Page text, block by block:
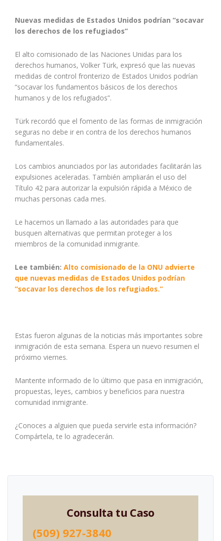
Nuevas medidas de Estados Unidos podrían “socavar
los derechos de los refugiados”
El alto comisionado de las Naciones Unidas para los
derechos humanos, Volker Türk, expresó que las nuevas
medidas de control fronterizo de Estados Unidos podrían
“socavar los fundamentos básicos de los derechos
humanos y de los refugiados”.
Türk recordó que el fomento de las formas de inmigración
seguras no debe ir en contra de los derechos humanos
fundamentales.
Los cambios anunciados por las autoridades facilitarán las
expulsiones aceleradas. También ampliarán el uso del
Título 42 para autorizar la expulsión rápida a México de
muchas personas cada mes.
Le hacemos un llamado a las autoridades para que
busquen alternativas que permitan proteger a los
miembros de la comunidad inmigrante.
Lee también: Alto comisionado de la ONU advierte
que nuevas medidas de Estados Unidos podrían
“socavar los derechos de los refugiados.”
Estas fueron algunas de la noticias más importantes sobre
inmigración de esta semana. Espera un nuevo resumen el
próximo viernes.
Mantente informado de lo último que pasa en inmigración,
propuestas, leyes, cambios y beneficios para nuestra
comunidad inmigrante.
¿Conoces a alguien que pueda servirle esta información?
Compártela, te lo agradecerán.
Consulta tu Caso
(509) 927-3840